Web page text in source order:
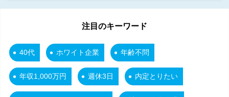
注目のキーワード
40代 ホワイト企業 年齢不問
年収1,000万円 週休3日 内定とりたい